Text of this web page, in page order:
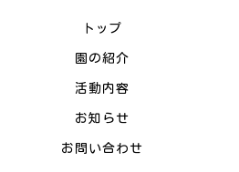
トップ
園の紹介
活動内容
お知らせ
お問い合わせ